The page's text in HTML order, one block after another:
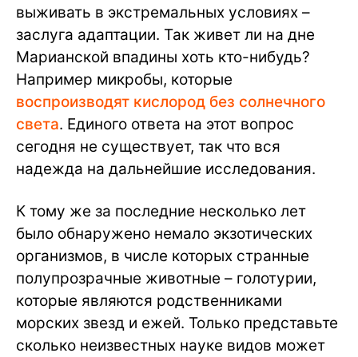
выживать в экстремальных условиях –
заслуга адаптации. Так живет ли на дне
Марианской впадины хоть кто-нибудь?
Например микробы, которые
воспроизводят кислород без солнечного
света. Единого ответа на этот вопрос
сегодня не существует, так что вся
надежда на дальнейшие исследования.
К тому же за последние несколько лет
было обнаружено немало экзотических
организмов, в числе которых странные
полупрозрачные животные – голотурии,
которые являются родственниками
морских звезд и ежей. Только представьте
сколько неизвестных науке видов может